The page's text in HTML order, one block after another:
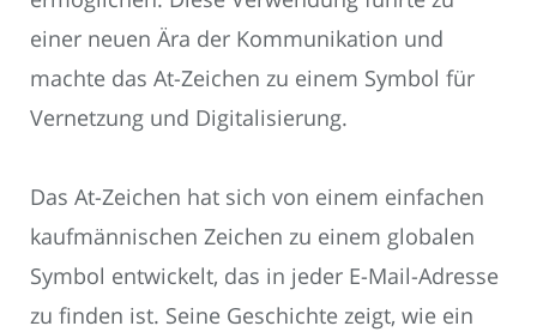
einer neuen Ära der Kommunikation und
machte das At-Zeichen zu einem Symbol für
Vernetzung und Digitalisierung.
Das At-Zeichen hat sich von einem einfachen
kaufmännischen Zeichen zu einem globalen
Symbol entwickelt, das in jeder E-Mail-Adresse
zu finden ist. Seine Geschichte zeigt, wie ein